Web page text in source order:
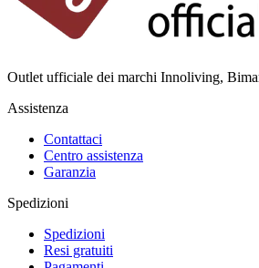
Outlet ufficiale dei marchi Innoliving,
Assistenza
Contattaci
Centro assistenza
Garanzia
Spedizioni
Spedizioni
Resi gratuiti